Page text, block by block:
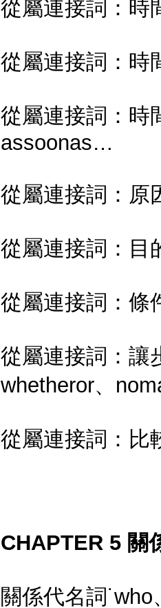
從屬連接詞：時
從屬連接詞：時
從屬連接詞：時
assoonas…
從屬連接詞：原
從屬連接詞：目
從屬連接詞：條
從屬連接詞：讓
whetheror、
從屬連接詞：比
CHAPTER 5 關
關係代名詞